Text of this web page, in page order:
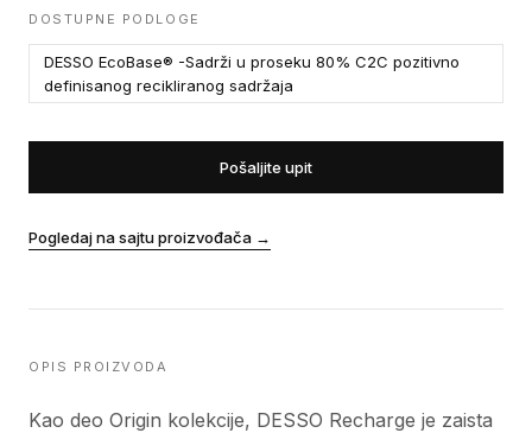
DOSTUPNE PODLOGE
DESSO EcoBase® -Sadrži u proseku 80% C2C pozitivno
definisanog recikliranog sadržaja
Pošaljite upit
Pogledaj na sajtu proizvođača →
OPIS PROIZVODA
Kao deo Origin kolekcije, DESSO Recharge je zaista